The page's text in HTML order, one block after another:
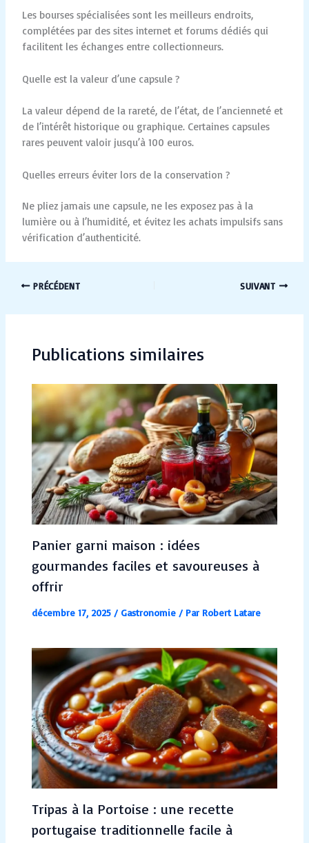
Les bourses spécialisées sont les meilleurs endroits,
complétées par des sites internet et forums dédiés qui
facilitent les échanges entre collectionneurs.
Quelle est la valeur d’une capsule ?
La valeur dépend de la rareté, de l’état, de l’ancienneté et
de l’intérêt historique ou graphique. Certaines capsules
rares peuvent valoir jusqu’à 100 euros.
Quelles erreurs éviter lors de la conservation ?
Ne pliez jamais une capsule, ne les exposez pas à la
lumière ou à l’humidité, et évitez les achats impulsifs sans
vérification d’authenticité.
PRÉCÉDENT SUIVANT
Publications similaires
Panier garni maison : idées
gourmandes faciles et savoureuses à
offrir
décembre 17, 2025 / Gastronomie/ Par Robert Latare
Tripas à la Portoise : une recette
portugaise traditionnelle facile à